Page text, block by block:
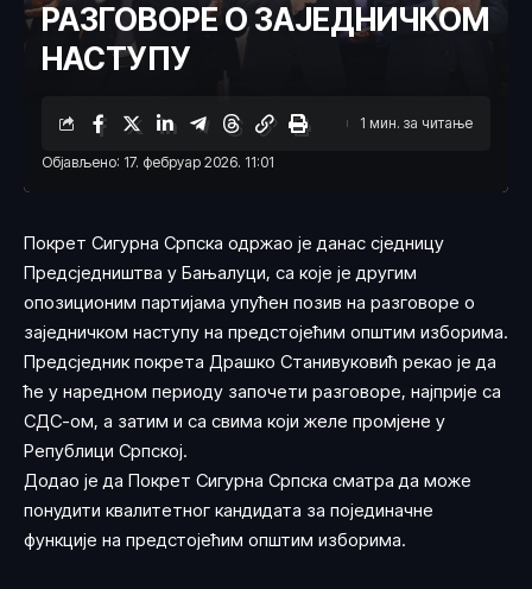
РАЗГОВОРЕ О ЗАЈЕДНИЧКОМ
НАСТУПУ
Објављено: 17. фебруар 2026. 11:01
1 мин. за читање
Покрет Сигурна Српска одржао је данас сједницу
Предсједништва у Бањалуци, са које је другим
опозиционим партијама упућен позив на разговоре о
заједничком наступу на предстојећим општим изборима.
Предсједник покрета Драшко Станивуковић рекао је да
ће у наредном периоду започети разговоре, најприје са
СДС-ом, а затим и са свима који желе промјене у
Републици Српској.
Додао је да Покрет Сигурна Српска сматра да може
понудити квалитетног кандидата за појединачне
функције на предстојећим општим изборима.